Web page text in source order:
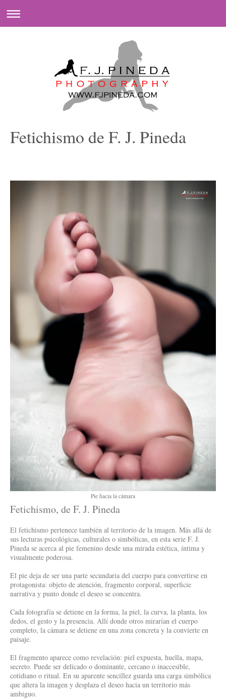
Fetichismo de F. J. Pineda
Pie hacia la cámara
Fetichismo, de F. J. Pineda
El fetichismo pertenece también al territorio de la imagen. Más allá de
sus lecturas psicológicas, culturales o simbólicas, en esta serie F. J.
Pineda se acerca al pie femenino desde una mirada estética, íntima y
visualmente poderosa.
El pie deja de ser una parte secundaria del cuerpo para convertirse en
protagonista: objeto de atención, fragmento corporal, superficie
narrativa y punto donde el deseo se concentra.
Cada fotografía se detiene en la forma, la piel, la curva, la planta, los
dedos, el gesto y la presencia. Allí donde otros mirarían el cuerpo
completo, la cámara se detiene en una zona concreta y la convierte en
paisaje.
El fragmento aparece como revelación: piel expuesta, huella, mapa,
secreto. Puede ser delicado o dominante, cercano o inaccesible,
cotidiano o ritual. En su aparente sencillez guarda una carga simbólica
que altera la imagen y desplaza el deseo hacia un territorio más
ambiguo.